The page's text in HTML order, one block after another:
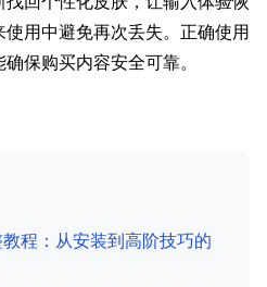
用中避免再次丢失。正确使用
保购买内容安全可靠。
程：从安装到高阶技巧的